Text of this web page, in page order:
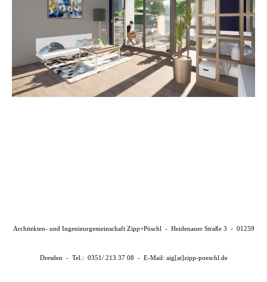
Architekten- und Ingenieurgemeinschaft Zipp+Pöschl - Heidenauer Straße 3 - 01259
Dresden - Tel.: 0351/ 213 37 08 - E-Mail: aig[at]zipp-poeschl.de